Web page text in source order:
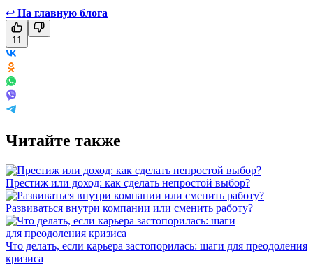
↩ На главную блога
11
Читайте также
Престиж или доход: как сделать непростой выбор?
Развиваться внутри компании или сменить работу?
Что делать, если карьера застопорилась: шаги для преодоления
кризиса